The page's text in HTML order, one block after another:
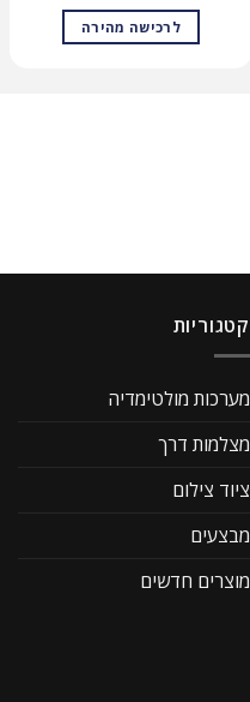
לרכישה מהירה
קטגוריות
מערכות מולטימדיה
מצלמות דרך
ציוד צילום
מבצעים
מוצרים חדשים